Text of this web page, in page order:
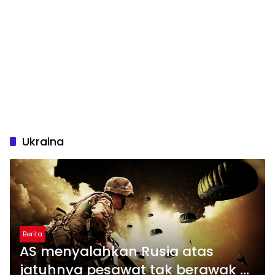
Ukraina
Berita
AS menyalahkan Rusia atas
jatuhnya pesawat tak berawak di